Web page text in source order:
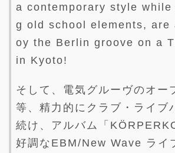
a contemporary style
g old school elements, are
oy the Berlin groove on a
in Kyoto!
そして、電気グルーヴのオー
等、精力的にクラブ・ライブ
続け、アルバム「
好調なEBM/New Wave ライ